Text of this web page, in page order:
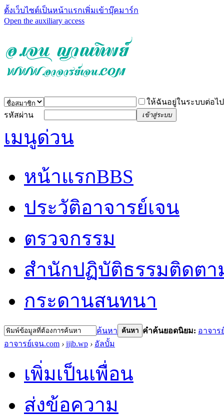
ตั้งเว็บไซต์เป็นหน้าแรกเพิ่มเข้าบุ๊คมาร์ก
Open the auxiliary access
ให้ฉันอยู่ในระบบต่อไป
รหัสผ่าน
เข้าสู่ระบบ
เมนูด่วน
หน้าแรกBBS
ประวัติอาจารย์เจน
ตรวจกรรม
สำนักปฏิบัติธรรมติดต
กระดานสนทนา
ค้นหา ค้นหา คำค้นยอดนิยม: อาจาร
อาจารย์เจน.com › jjib.wp › อัลบั้ม
เพิ่มเป็นเพื่อน
ส่งข้อความ